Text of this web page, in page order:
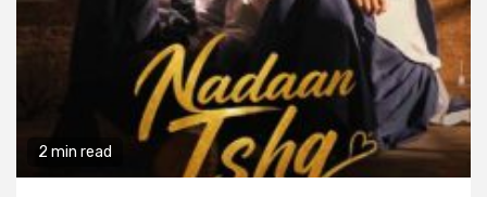
2 min read